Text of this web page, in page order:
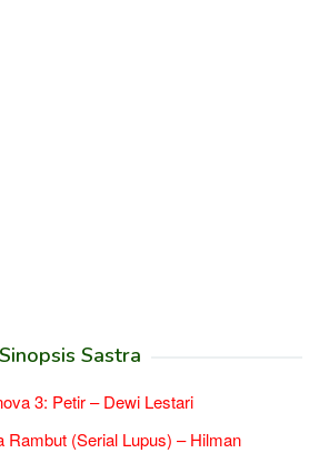
Sinopsis Sastra
3: Petir – Dewi Lestari
Rambut (Serial Lupus) – Hilman